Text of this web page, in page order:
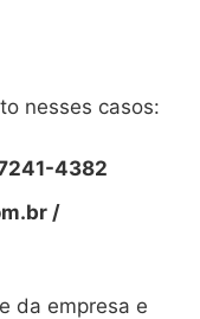
nesses casos:
4382
/
da empresa e